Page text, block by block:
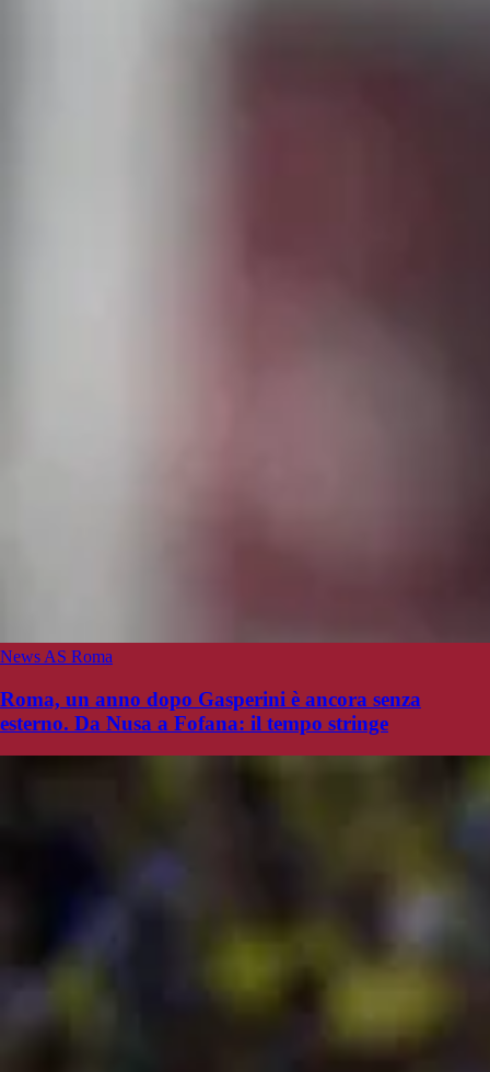
News AS Roma
Roma, un anno dopo Gasperini è ancora senza
esterno. Da Nusa a Fofana: il tempo stringe